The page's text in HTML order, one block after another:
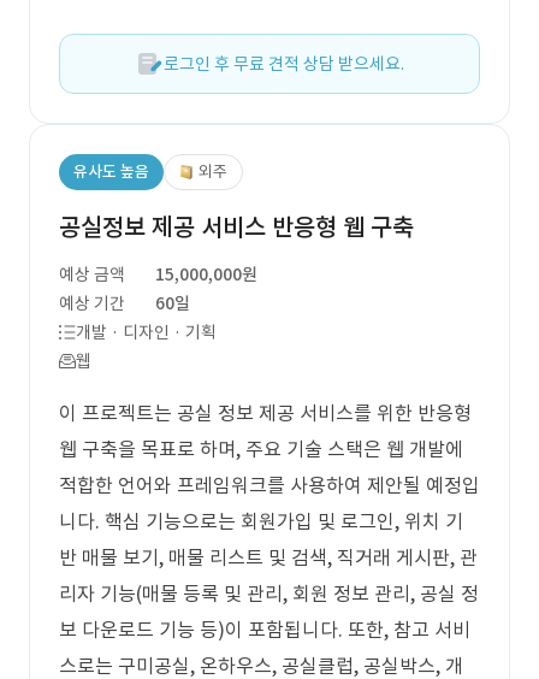
로그인 후 무료 견적 상담 받으세요.
유사도 높음 외주
공실정보 제공 서비스 반응형 웹 구축
예상 금액
15,000,000원
예상 기간
60일
개발 · 디자인 · 기획
웹
이 프로젝트는 공실 정보 제공 서비스를 위한 반응형
웹 구축을 목표로 하며, 주요 기술 스택은 웹 개발에
적합한 언어와 프레임워크를 사용하여 제안될 예정입
니다. 핵심 기능으로는 회원가입 및 로그인, 위치 기
반 매물 보기, 매물 리스트 및 검색, 직거래 게시판, 관
리자 기능(매물 등록 및 관리, 회원 정보 관리, 공실 정
보 다운로드 기능 등)이 포함됩니다. 또한, 참고 서비
스로는 구미공실, 온하우스, 공실클럽, 공실박스, 개